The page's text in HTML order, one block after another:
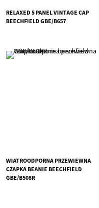
RELAXED 5 PANEL VINTAGE CAP
BEECHFIELD GBE/B657
WIATROODPORNA PRZEWIEWNA
CZAPKA BEANIE BEECHFIELD
GBE/B508R